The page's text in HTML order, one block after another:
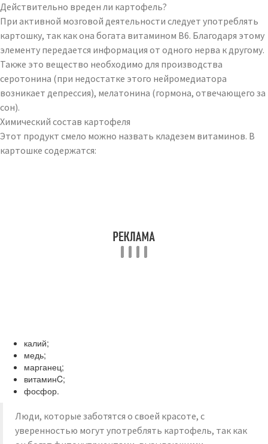
Действительно вреден ли картофель?
При активной мозговой деятельности следует употреблять
картошку, так как она богата витамином B6. Благодаря этому
элементу передается информация от одного нерва к другому.
Также это вещество необходимо для производства
серотонина (при недостатке этого нейромедиатора
возникает депрессия), мелатонина (гормона, отвечающего за
сон).
Химический состав картофеля
Этот продукт смело можно назвать кладезем витаминов. В
картошке содержатся:
калий;
медь;
марганец;
витаминC;
фосфор.
Люди, которые заботятся о своей красоте, с
уверенностью могут употреблять картофель, так как